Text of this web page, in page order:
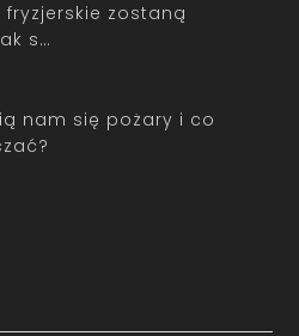
fryzjerskie zostaną
s…
nam się pożary i co